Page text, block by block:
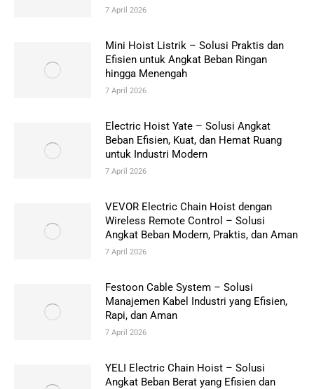
7 April 2026
Mini Hoist Listrik – Solusi Praktis dan
Efisien untuk Angkat Beban Ringan
hingga Menengah
7 April 2026
Electric Hoist Yate – Solusi Angkat
Beban Efisien, Kuat, dan Hemat Ruang
untuk Industri Modern
7 April 2026
VEVOR Electric Chain Hoist dengan
Wireless Remote Control – Solusi
Angkat Beban Modern, Praktis, dan Aman
7 April 2026
Festoon Cable System – Solusi
Manajemen Kabel Industri yang Efisien,
Rapi, dan Aman
7 April 2026
YELI Electric Chain Hoist – Solusi
Angkat Beban Berat yang Efisien dan